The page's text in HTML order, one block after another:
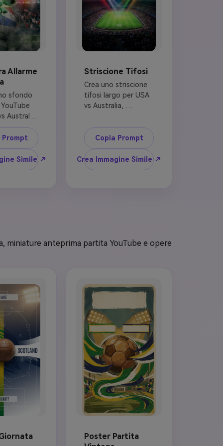
Allarme
sfondo
Australia
oro
un muro
falso,
ufficiale,
Prompt
Simile ↗
Striscione Tifosi
Crea uno striscione
tifosi largo per USA
vs Australia,
3:1. Mostra uno
stadio panoramico,
raggi luminosi rosso-
bianco-blu e verde-
oro che si incrociano,
premium, nessun
nessun design divisa
esatto, nessun
testo sponsor,
nessun simbolo
politico.
Copia Prompt
Crea Immagine Simile ↗
miniature anteprima partita YouTube e opere
Poster Partita